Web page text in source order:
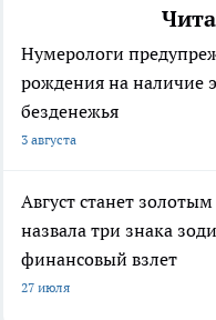
Нумерологи
рождения на наличие
безденежья
3 августа
Август станет
назвала три знака
финансовый взлет
27 июля